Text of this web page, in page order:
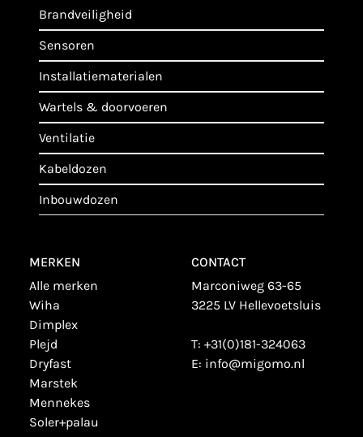
brandveiligheid
sensoren
installatiematerialen
wartels & doorvoeren
ventilatie
kabeldozen
inbouwdozen
MERKEN
alle merken
wiha
dimplex
plejd
dryfast
marstek
mennekes
soler+palau
CONTACT
Marconiweg 63-65
3225 LV Hellevoetsluis
T: +31(0)181-324063
E: info@migomo.nl